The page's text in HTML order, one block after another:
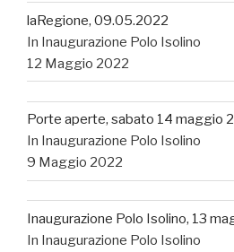
laRegione, 09.05.2022
In Inaugurazione Polo Isolino
12 Maggio 2022
Porte aperte, sabato 14 maggio
In Inaugurazione Polo Isolino
9 Maggio 2022
Inaugurazione Polo Isolino, 13
In Inaugurazione Polo Isolino